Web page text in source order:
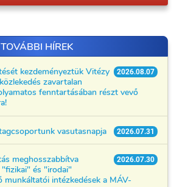
TOVÁBBI HÍREK
2026.08.07
kezdeményeztük Vitézy
zavartalan
fenntartásában részt vevő
2026.07.31
vasutasnapja
2026.07.30
meghosszabbítva
és "irodai"
munkáltatói intézkedések a MÁV-